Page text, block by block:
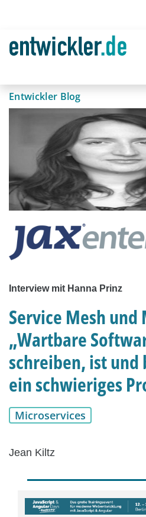
Entwickler Blog
Interview mit Hanna Prinz
Service Mesh
„Wartbare
schreiben, ist
ein schwieriges
Microservices
Jean Kiltz